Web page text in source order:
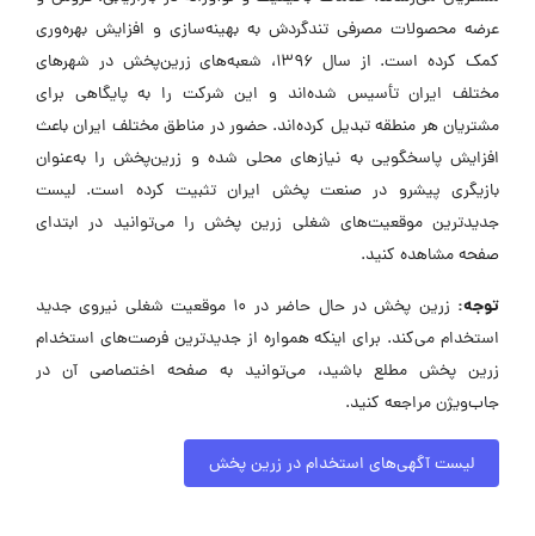
عرضه محصولات مصرفی تندگردش به بهینه‌سازی و افزایش بهره‌وری
کمک کرده است. از سال ۱۳۹۶، شعبه‌های زرین‌پخش در شهرهای
مختلف ایران تأسیس شده‌اند و این شرکت را به پایگاهی برای
مشتریان هر منطقه تبدیل کرده‌اند. حضور در مناطق مختلف ایران باعث
افزایش پاسخگویی به نیازهای محلی شده و زرین‌پخش را به‌عنوان
بازیگری پیشرو در صنعت پخش ایران تثبیت کرده است. لیست
جدیدترین موقعیت‌های شغلی زرین پخش را می‌توانید در ابتدای
صفحه مشاهده کنید.
توجه:
زرین پخش در حال حاضر در ۱۰ موقعیت شغلی نیروی جدید
استخدام می‌کند. برای اینکه همواره از جدیدترین فرصت‌های استخدام
زرین پخش مطلع باشید، می‌توانید به صفحه اختصاصی آن در
جاب‌ویژن مراجعه کنید.
لیست آگهی‌های استخدام در زرین پخش